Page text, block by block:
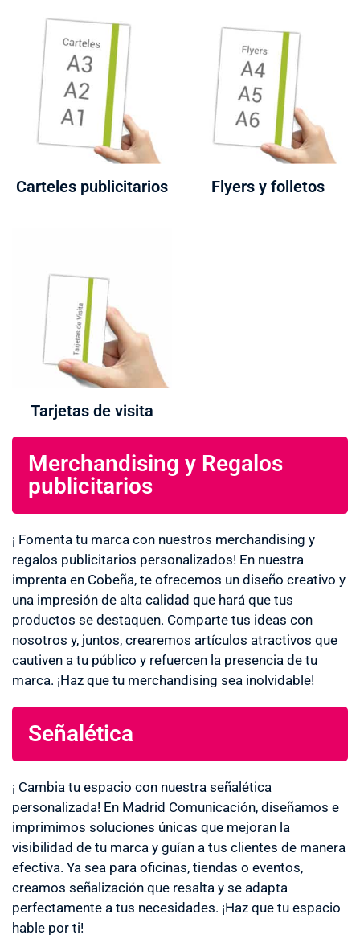
Carteles publicitarios Flyers y folletos
Tarjetas de visita
Merchandising y Regalos
publicitarios
¡ Fomenta tu marca con nuestros merchandising y
regalos publicitarios personalizados! En nuestra
imprenta en Cobeña, te ofrecemos un diseño creativo y
una impresión de alta calidad que hará que tus
productos se destaquen. Comparte tus ideas con
nosotros y, juntos, crearemos artículos atractivos que
cautiven a tu público y refuercen la presencia de tu
marca. ¡Haz que tu merchandising sea inolvidable!
Señalética
¡ Cambia tu espacio con nuestra señalética
personalizada! En Madrid Comunicación, diseñamos e
imprimimos soluciones únicas que mejoran la
visibilidad de tu marca y guían a tus clientes de manera
efectiva. Ya sea para oficinas, tiendas o eventos,
creamos señalización que resalta y se adapta
perfectamente a tus necesidades. ¡Haz que tu espacio
hable por ti!